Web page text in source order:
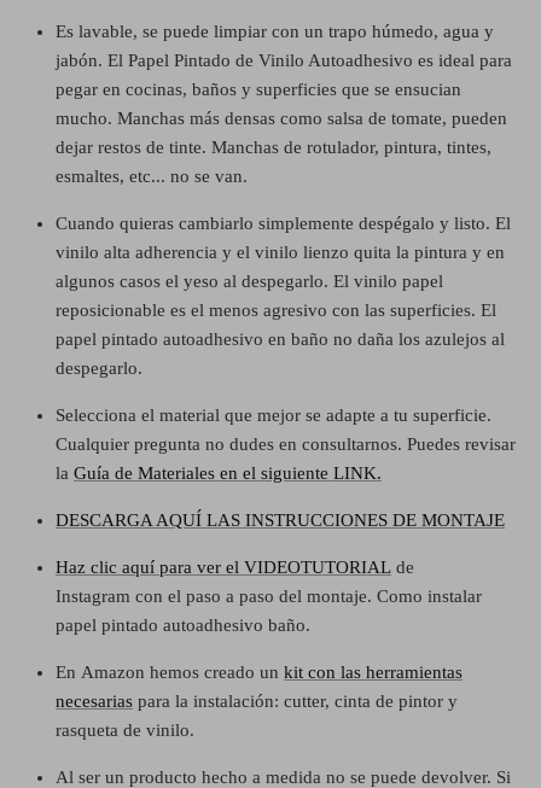
Es lavable, se puede limpiar con un trapo húmedo, agua y
jabón. El Papel Pintado de Vinilo Autoadhesivo es ideal para
pegar en cocinas, baños y superficies que se ensucian
mucho. Manchas más densas como salsa de tomate, pueden
dejar restos de tinte. Manchas de rotulador, pintura, tintes,
esmaltes, etc... no se van.
Cuando quieras cambiarlo simplemente despégalo y listo. El
vinilo alta adherencia y el vinilo lienzo quita la pintura y en
algunos casos el yeso al despegarlo. El vinilo papel
reposicionable es el menos agresivo con las superficies. El
papel pintado autoadhesivo en baño no daña los azulejos al
despegarlo.
Selecciona el material que mejor se adapte a tu superficie.
Cualquier pregunta no dudes en consultarnos. Puedes revisar
la Guía de Materiales en el siguiente LINK.
DESCARGA AQUÍ LAS INSTRUCCIONES DE MONTAJE
Haz clic aquí para ver el VIDEOTUTORIAL de
Instagram con el paso a paso del montaje. Como instalar
papel pintado autoadhesivo baño.
En Amazon hemos creado un kit con las herramientas
necesarias para la instalación: cutter, cinta de pintor y
rasqueta de vinilo.
Al ser un producto hecho a medida no se puede devolver. Si